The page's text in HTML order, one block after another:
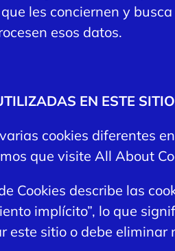
les conciernen y
esos datos.
EN ESTE
cookies diferentes
que visite All About
Cookies describe las
implícito”, lo que
este sitio o debe eliminar